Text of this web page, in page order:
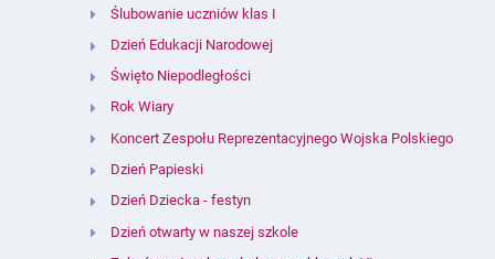
Ślubowanie uczniów klas I
Dzień Edukacji Narodowej
Święto Niepodległości
Rok Wiary
Koncert Zespołu Reprezentacyjnego Wojska Polskiego
Dzień Papieski
Dzień Dziecka - festyn
Dzień otwarty w naszej szkole